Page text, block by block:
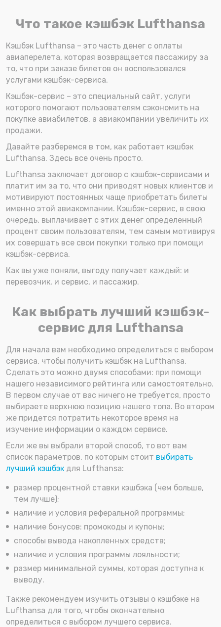
Что такое кэшбэк Lufthansa
Кэшбэк Lufthansa – это часть денег с оплаты
авиаперелета, которая возвращается пассажиру за
то, что при заказе билетов он воспользовался
услугами кэшбэк-сервиса.
Кэшбэк-сервис – это специальный сайт, услуги
которого помогают пользователям сэкономить на
покупке авиабилетов, а авиакомпании увеличить их
продажи.
Давайте разберемся в том, как работает кэшбэк
Lufthansa. Здесь все очень просто.
Lufthansa заключает договор с кэшбэк-сервисами и
платит им за то, что они приводят новых клиентов и
мотивируют постоянных чаще приобретать билеты
именно этой авиакомпании. Кэшбэк-сервис, в свою
очередь, выплачивает с этих денег определенный
процент своим пользователям, тем самым мотивируя
их совершать все свои покупки только при помощи
кэшбэк-сервиса.
Как вы уже поняли, выгоду получает каждый: и
перевозчик, и сервис, и пассажир.
Как выбрать лучший кэшбэк-
сервис для Lufthansa
Для начала вам необходимо определиться с выбором
сервиса, чтобы получить кэшбэк на Lufthansa.
Сделать это можно двумя способами: при помощи
нашего независимого рейтинга или самостоятельно.
В первом случае от вас ничего не требуется, просто
выбираете верхнюю позицию нашего топа. Во втором
же придется потратить некоторое время на
изучение информации о каждом сервисе.
Если же вы выбрали второй способ, то вот вам
список параметров, по которым стоит выбирать
лучший кэшбэк для Lufthansa:
размер процентной ставки кэшбэка (чем больше,
тем лучше);
наличие и условия реферальной программы;
наличие бонусов: промокоды и купоны;
способы вывода накопленных средств;
наличие и условия программы лояльности;
размер минимальной суммы, которая доступна к
выводу.
Также рекомендуем изучить отзывы о кэшбэке на
Lufthansa для того, чтобы окончательно
определиться с выбором лучшего сервиса.